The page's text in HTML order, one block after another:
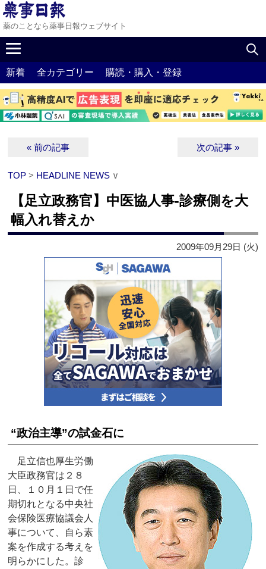
薬のことなら薬事日報ウェブサイト
新着 全カテゴリー 購読・購入・登録
« 前の記事 次の記事 »
TOP > HEADLINE NEWS ∨
【足立政務官】中医協人事‐診療側を大
幅入れ替えか
2009年09月29日 (火)
“政治主導”の試金石に
足立信也厚生労働
大臣政務官は２８
日、１０月１日で任
期切れとなる中央社
会保険医療協議会人
事について、自ら素
案を作成する考えを
明らかにした。診